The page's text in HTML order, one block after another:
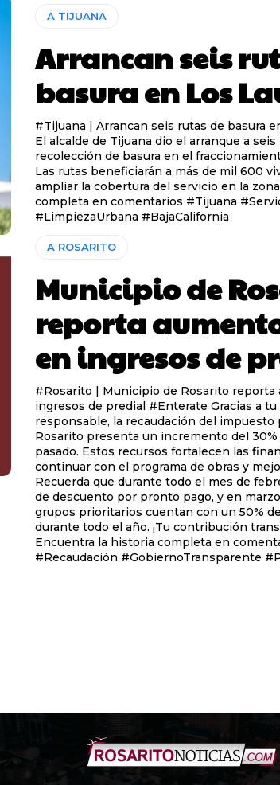
A TIJUANA
Arrancan seis
basura en Los
#Tijuana | Arrancan seis rutas de basura en Los
El alcalde de Tijuana dio el arranque a
recolección de basura en el
Las rutas beneficiarán a más de mil 600
ampliar la cobertura del servicio en la
completa en comentarios #Tijuana
#LimpiezaUrbana #BajaCalifornia
A ROSARITO
Municipio de
reporta
en ingresos de
#Rosarito | Municipio de Rosarito reporta
ingresos de predial #Enterate Gracias a tu participación
responsable, la recaudación del impuesto
Rosarito presenta un incremento del
pasado. Estos recursos fortalecen las
continuar con el programa de obras y
Recuerda que durante todo el mes de
de descuento por pronto pago, y en
grupos prioritarios cuentan con un 50%
durante todo el año. ¡Tu contribución
Encuentra la historia completa en comentarios
#Recaudación #GobiernoTransparente